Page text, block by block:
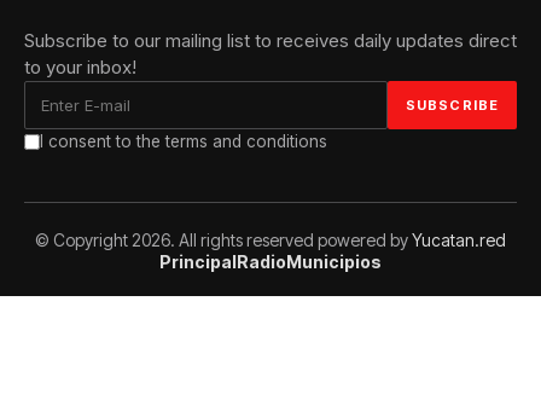
Subscribe to our mailing list to receives daily updates direct
to your inbox!
I consent to the terms and conditions
© Copyright 2026. All rights reserved powered byYucatan.red
PrincipalRadioMunicipios